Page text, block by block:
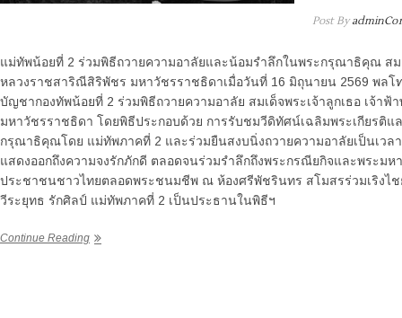
Post By
แม่ทัพน้อยที่ 2 ร่วมพิธีถวายความอาลัยและน้อมรำลึกในพระกรุณาธิคุณ สม
หลวงราชสาริณีสิริพัชร มหาวัชรราชธิดาเมื่อวันที่ 16 มิถุนายน 2569 พ
บัญชากองทัพน้อยที่ 2 ร่วมพิธีถวายความอาลัย สมเด็จพระเจ้าลูกเธอ เจ้า
มหาวัชรราชธิดา โดยพิธีประกอบด้วย การรับชมวีดิทัศน์เฉลิมพระเกียร
กรุณาธิคุณโดย แม่ทัพภาคที่ 2 และร่วมยืนสงบนิ่งถวายความอาลัยเป็นเวลา
แสดงออกถึงความจงรักภักดี ตลอดจนร่วมรำลึกถึงพระกรณียกิจและพระ
ประชาชนชาวไทยตลอดพระชนมชีพ ณ ห้องศรีพัชรินทร สโมสรร่วมเริงไ
วีระยุทธ รักศิลป์ แม่ทัพภาคที่ 2 เป็นประธานในพิธีฯ
Continue Reading